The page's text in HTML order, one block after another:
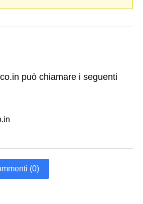
può chiamare i seguenti
(0)